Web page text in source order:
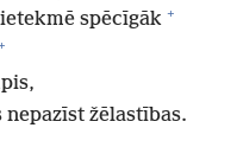
spēcīgāk +
žēlastības.